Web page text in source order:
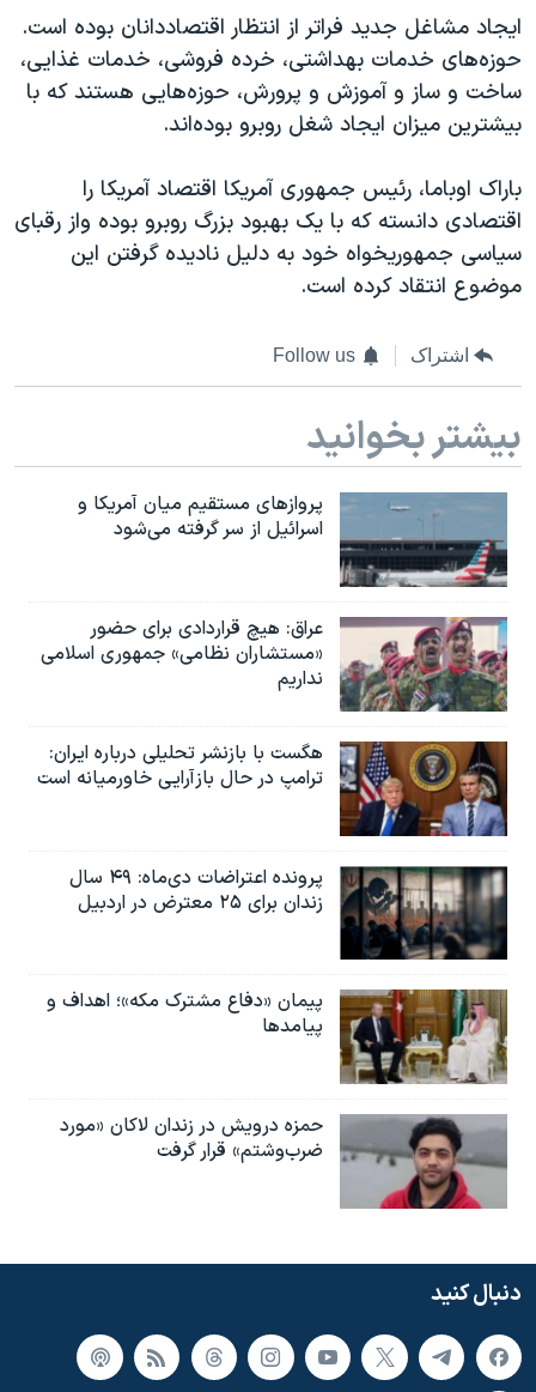
ایجاد مشاغل جدید فراتر از انتظار اقتصاددانان بوده است.
حوزه‌های خدمات بهداشتی، خرده فروشی، خدمات غذایی،
ساخت و ساز و آموزش و پرورش، حوزه‌هایی هستند که با
بیشترین میزان ایجاد شغل روبرو بوده‌اند.
باراک اوباما، رئيس جمهوری آمریکا اقتصاد آمریکا را
اقتصادی دانسته که با یک بهبود بزرگ روبرو بوده واز رقبای
سیاسی جمهوریخواه خود به دلیل نادیده گرفتن این
موضوع انتقاد کرده است.
اشتراک Follow us
بیشتر بخوانید
پروازهای مستقیم میان آمریکا و
اسرائیل از سر گرفته می‌شود
عراق: هیچ قراردادی برای حضور
«مستشاران نظامی» جمهوری اسلامی
نداریم
هگست با بازنشر تحلیلی درباره ایران:
ترامپ در حال بازآرایی خاورمیانه است
پرونده اعتراضات دی‌ماه: ۴۹ سال
زندان برای ۲۵ معترض در اردبیل
پیمان «دفاع مشترک مکه»؛ اهداف و
پیامدها
حمزه درویش در زندان لاکان «مورد
ضرب‌وشتم» قرار گرفت
دنبال کنید